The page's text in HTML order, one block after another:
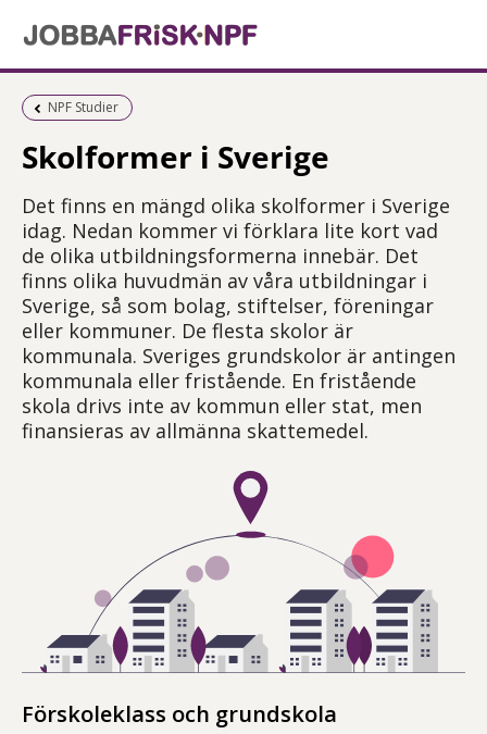
Föregående sida:
NPF Studier
Skolformer i Sverige
Det finns en mängd olika skolformer i Sverige
idag. Nedan kommer vi förklara lite kort vad
de olika utbildningsformerna innebär. Det
finns olika huvudmän av våra utbildningar i
Sverige, så som bolag, stiftelser, föreningar
eller kommuner. De flesta skolor är
kommunala. Sveriges grundskolor är antingen
kommunala eller fristående. En fristående
skola drivs inte av kommun eller stat, men
finansieras av allmänna skattemedel.
Förskoleklass och grundskola